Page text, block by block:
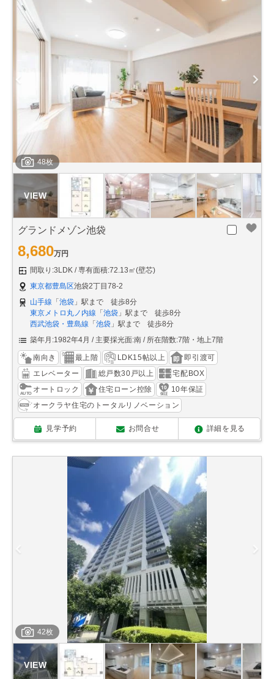
48枚
グランドメゾン池袋
8,680万円
間取り:3LDK
専有面積:72.13㎡(壁芯)
東京都豊島区池袋2丁目78-2
山手線 「 池袋 」駅まで 徒歩8分
東京メトロ丸ノ内線 「 池袋 」駅まで 徒歩8分
西武池袋・豊島線 「 池袋 」駅まで 徒歩8分
築年月:1982年4月
主要採光面:南 所在階数:7階・地上7階
南向き 最上階 LDK15帖以上
即引渡可
エレベーター
総戸数30戸以上
宅配BOX
オートロック
住宅ローン控除
10年保証
オークラヤ住宅のトータルリノベーション
見学予約 お問合せ 詳細を見る
42枚